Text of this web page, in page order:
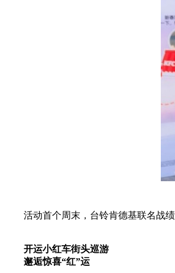
活动首个周末，台铃肯德基联名战
开运小红车街头巡游
邂逅惊喜“红”运